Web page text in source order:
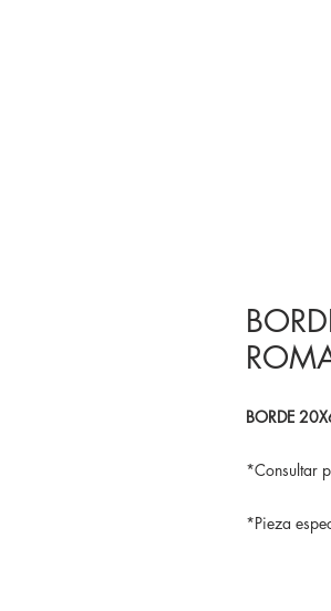
BORDE
*Consultar
*Pieza